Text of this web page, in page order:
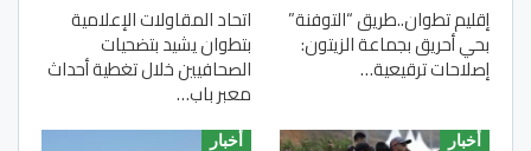
إقليم تطوان..طريق “التوفنة”
بحي أحريق بجماعة الزيتون:
إصلاحات ترقيعية…
اتحاد المقاولات الإعلامية
بتطوان يشيد بتضحيات
الصحافيين خلال تغطية أحداث
معبر باب…
أخبار أخبار